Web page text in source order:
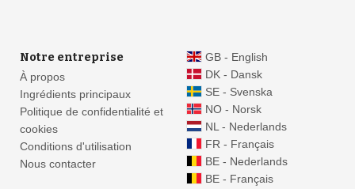
Notre entreprise
À propos
Ingrédients principaux
Politique de confidentialité et
cookies
Conditions d'utilisation
Nous contacter
GB - English
DK - Dansk
SE - Svenska
NO - Norsk
NL - Nederlands
FR - Français
BE - Nederlands
BE - Français